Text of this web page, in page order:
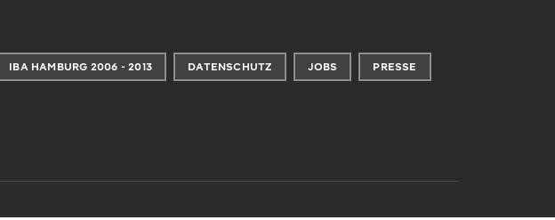
IBA HAMBURG 2006 - 2013 DATENSCHUTZ JOBS PRESSE